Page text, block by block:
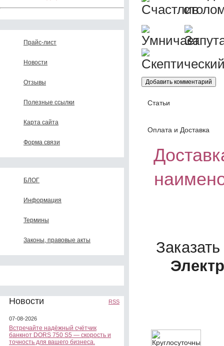
Прайс-лист
Новости
Отзывы
Полезные ссылки
Карта сайта
Форма связи
БЛОГ
Информация
Термины
Законы, правовые акты
Новости RSS
07-08-2026
Встречайте надёжный счётчик
банкнот DORS 750 S5 — скорость и
точность для вашего бизнеса.
Статьи
Оплата и Доставка